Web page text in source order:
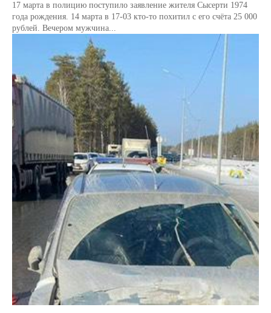
17 марта в полицию поступило заявление жителя Сысерти 1974
года рождения. 14 марта в 17-03 кто-то похитил с его счёта 25 000
рублей. Вечером мужчина...